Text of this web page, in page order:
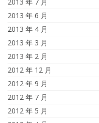
2013 年 6 月
2013 年 4 月
2013 年 3 月
2013 年 2 月
2012 年 12 月
2012 年 9 月
2012 年 7 月
2012 年 5 月